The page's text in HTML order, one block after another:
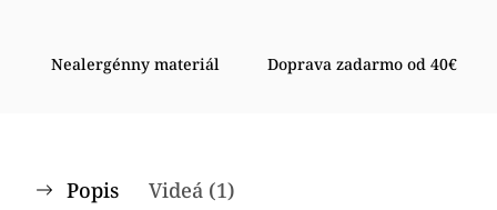
Nealergénny materiál Doprava zadarmo od 40€
Popis Videá (1)